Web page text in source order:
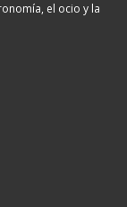
el ocio y la